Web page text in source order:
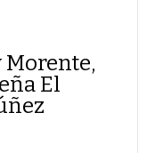
Morente,
El